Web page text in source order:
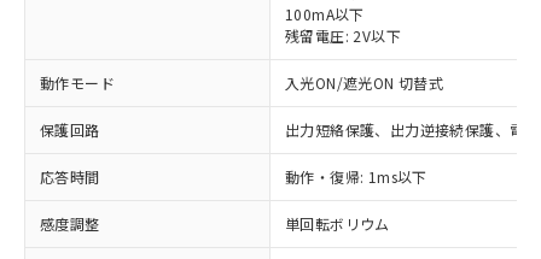
100mA以下
残留電圧: 2V以下
動作モード 入光ON/遮光ON 切替式
保護回路 出力短絡保護、出力逆接続保護、電
応答時間 動作・復帰: 1ms以下
感度調整 単回転ボリウム
※1 対応状況